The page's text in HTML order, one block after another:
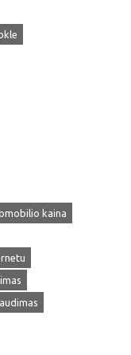
kaina